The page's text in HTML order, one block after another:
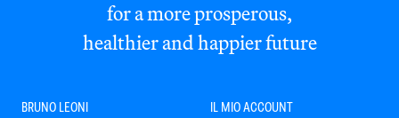
for a more prosperous,
healthier and happier future
BRUNO LEONI
IL MIO ACCOUNT